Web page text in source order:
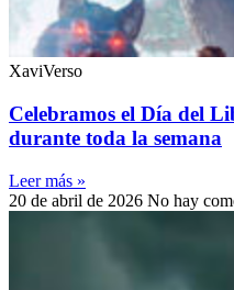
XaviVerso
Celebramos el Día del
durante toda la semana
Leer más »
20 de abril de 2026 No hay